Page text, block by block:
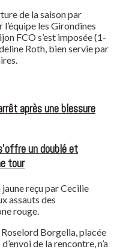
de la saison par
les Girondines
FCO s’est imposée (1-
Roth, bien servie par
après une blessure
un doublé et
tour
reçu par Cecilie
assauts des
rouge.
Borgella, placée
de la rencontre, n’a